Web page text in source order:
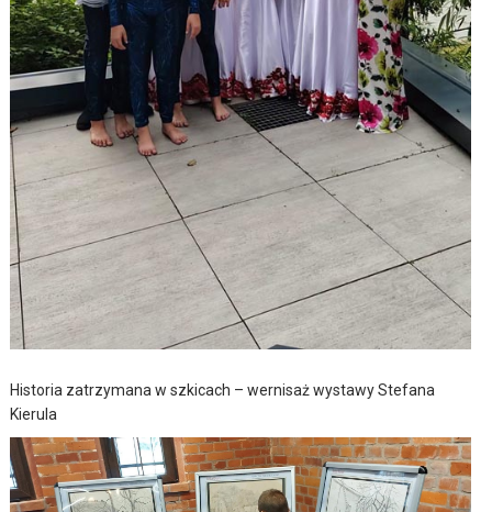
Historia zatrzymana w szkicach – wernisaż wystawy Stefana
Kierula